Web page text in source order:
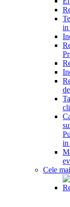
in
in
Cele